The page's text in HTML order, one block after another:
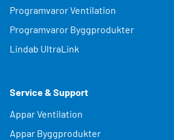
Programvaror Ventilation
Programvaror Byggprodukter
Lindab UltraLink
Service & Support
Appar Ventilation
Appar Byggprodukter